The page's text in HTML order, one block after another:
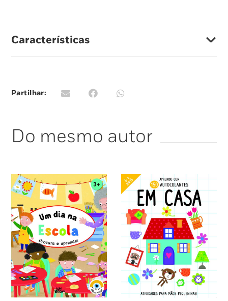
Características
Partilhar:
Do mesmo autor